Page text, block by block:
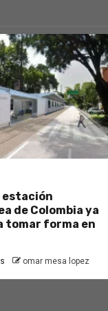
estación
de Colombia ya
tomar forma en
omar mesa lopez